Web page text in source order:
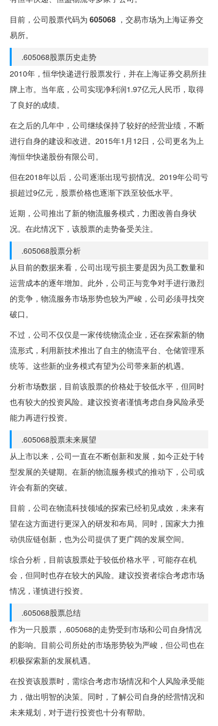
目前，公司股票代码为 605068 ，交易市场为上海证券交
易所。
.605068股票历史走势
2010年，恒华快递进行股票发行，并在上海证券交易所挂
牌上市。当年底，公司实现净利润1.97亿元人民币，取得
了良好的成绩。
在之后的几年中，公司继续保持了较好的经营业绩，不断
进行自身的建设和改进。2015年1月12日，公司更名为上
海恒华快递股份有限公司。
但在2018年以后，公司逐渐出现亏损情况。2019年公司亏
损超过9亿元，股票价格也逐渐下跌至较低水平。
近期，公司推出了新的物流服务模式，力图改善自身状
况。在此情况下，该股票的走势备受关注。
.605068股票分析
从目前的数据来看，公司出现亏损主要是因为员工数量和
运营成本的逐年增加。此外，公司正与竞争对手进行激烈
的竞争，物流服务市场形势也较为严峻，公司必须寻找突
破口。
不过，公司不仅仅是一家传统物流企业，还在探索新的物
流形式，利用新技术推出了自主的物流平台、仓储管理系
统等。这些新的业务模式有望为公司带来新的机遇。
分析市场数据，目前该股票的价格处于较低水平，但同时
也有较大的投资风险。建议投资者谨慎考虑自身风险承受
能力再进行投资。
.605068股票未来展望
从上市以来，公司一直在不断创新和发展，如今正处于转
型发展的关键期。在新的物流服务模式的推动下，公司或
许会有新的突破。
目前，公司在物流科技领域的探索已经初见成效，未来有
望在这方面进行更深入的研发和布局。同时，国家大力推
动供应链创新，也为公司提供了更广阔的发展空间。
综合分析，目前该股票处于较低价格水平，可能存在机
会，但同时也存在较大的风险。建议投资者综合考虑市场
情况，谨慎进行投资。
.605068股票总结
作为一只股票，.605068的走势受到市场和公司自身情况
的影响。目前公司所处的市场形势较为严峻，但公司也在
积极探索新的发展机遇。
在投资该股票时，需综合考虑市场情况和个人风险承受能
力，做出明智的决策。同时，了解公司自身的经营情况和
未来规划，对于进行投资也十分有帮助。